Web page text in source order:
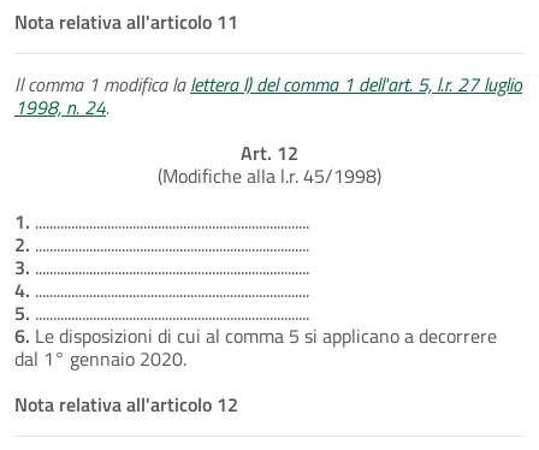
Nota relativa all'articolo 11
Il comma 1 modifica lalettera l) del comma 1 dell'art. 5, l.r. 27 luglio
1998, n. 24.
Art. 12
(Modifiche alla l.r. 45/1998)
1. ............................................................................
2. ............................................................................
3. ............................................................................
4. ............................................................................
5. ............................................................................
6. Le disposizioni di cui al comma 5 si applicano a decorrere
dal 1° gennaio 2020.
Nota relativa all'articolo 12